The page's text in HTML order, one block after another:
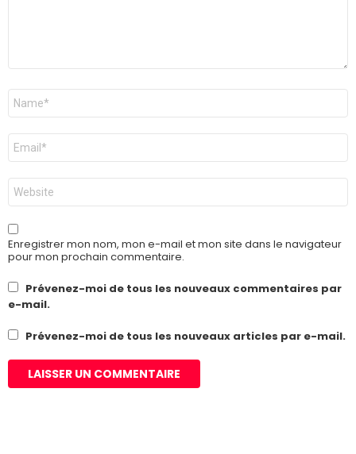
Nom
E-
mail
*
Site
web
Enregistrer mon nom, mon e-mail et mon site dans le navigateur
pour mon prochain commentaire.
Prévenez-moi de tous les nouveaux commentaires par
e-mail.
Prévenez-moi de tous les nouveaux articles par e-mail.